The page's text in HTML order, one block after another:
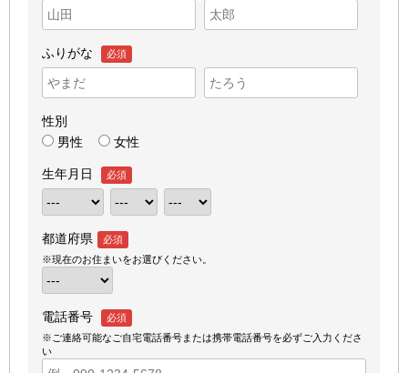
ふりがな 必須
性別
男性
女性
生年月日 必須
都道府県
必須
※現在のお住まいをお選びください。
電話番号
必須
※ご連絡可能なご自宅電話番号または携帯電話番号を必ずご入力くださ
い